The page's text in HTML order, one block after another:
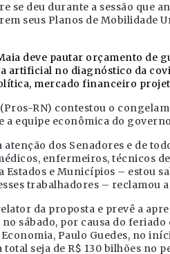
se deu durante a sessão que
seus Planos de Mobilidade
deve pautar orçamento de
artificial no diagnóstico da
mercado financeiro
RN) contestou o
a equipe econômica do
atenção dos Senadores e de
enfermeiros, técnicos
Estados e Municípios – estou
trabalhadores – reclamou
da proposta e prevê a
sábado, por causa do
Paulo Guedes, no
total seja de R$ 130 bilhões no